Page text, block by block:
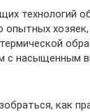
технологий
с насыщенным
как